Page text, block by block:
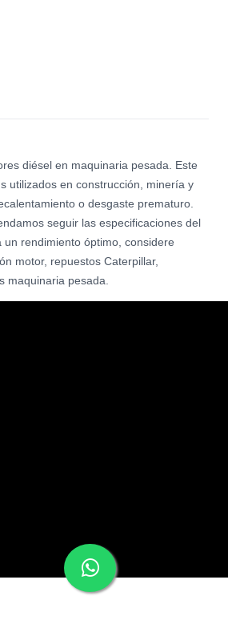
diésel en maquinaria pesada. Este
utilizados en construcción, minería y
o desgaste prematuro.
seguir las especificaciones del
rendimiento óptimo, considere
motor, repuestos Caterpillar,
maquinaria pesada.